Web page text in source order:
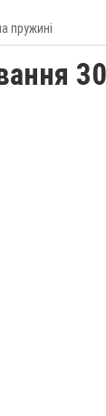
пружині